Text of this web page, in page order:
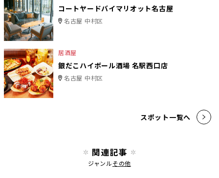
コートヤードバイマリオット名古屋
名古屋 中村区
居酒屋
銀だこハイボール酒場 名駅西口店
名古屋 中村区
スポット一覧へ
関連記事
ジャンルその他